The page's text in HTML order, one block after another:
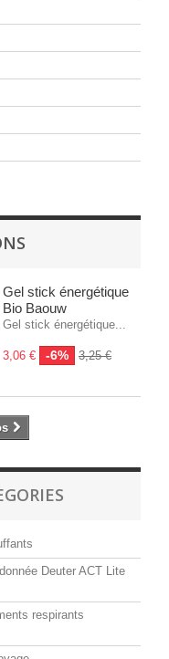
Gel stick énergétique
Bio Baouw
Gel stick énergétique...
3,06 € -6% 3,25 €
Deuter ACT Lite
respirants